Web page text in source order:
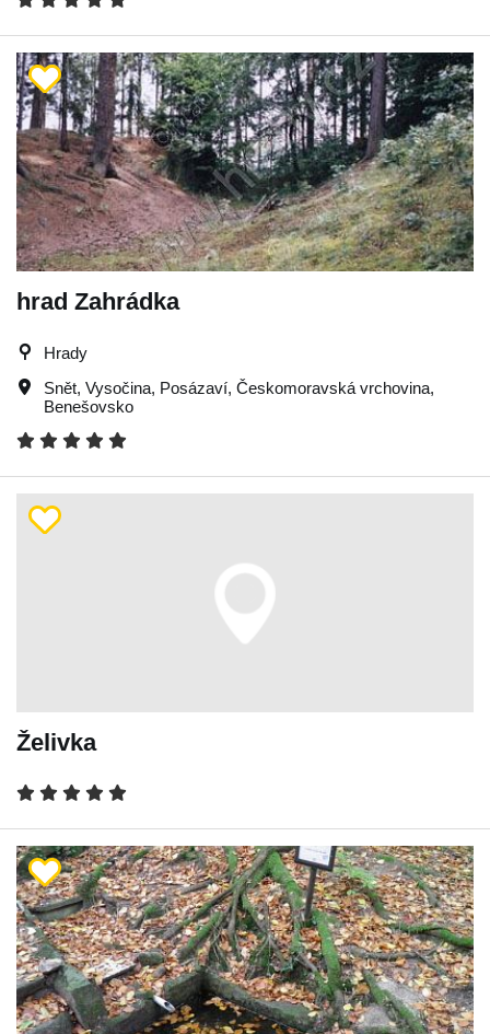
hrad Zahrádka
Hrady
Snět, Vysočina, Posázaví, Českomoravská vrchovina,
Benešovsko
Želivka